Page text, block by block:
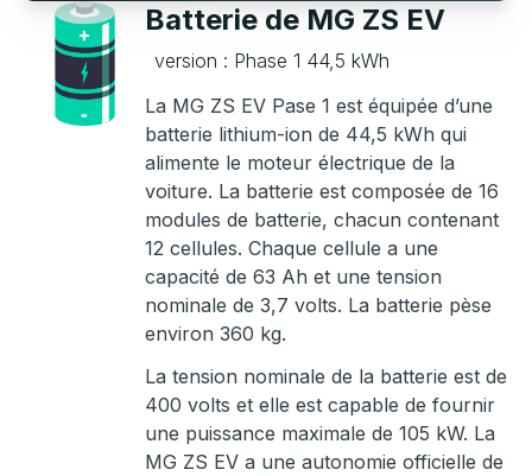
Batterie de MG ZS EV
version : Phase 1 44,5 kWh
La MG ZS EV Pase 1 est équipée d’une
batterie lithium-ion de 44,5 kWh qui
alimente le moteur électrique de la
voiture. La batterie est composée de 16
modules de batterie, chacun contenant
12 cellules. Chaque cellule a une
capacité de 63 Ah et une tension
nominale de 3,7 volts. La batterie pèse
environ 360 kg.
La tension nominale de la batterie est de
400 volts et elle est capable de fournir
une puissance maximale de 105 kW. La
MG ZS EV a une autonomie officielle de